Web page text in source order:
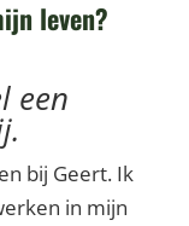
leven?
een
bij Geert. Ik
in mijn